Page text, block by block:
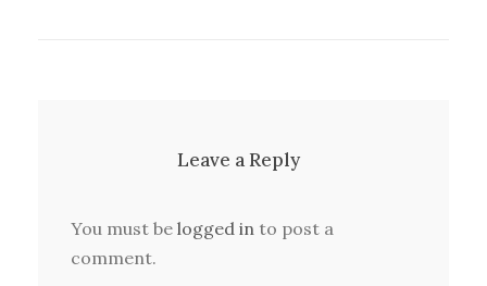
Leave a Reply
You must be logged in to post a
comment.